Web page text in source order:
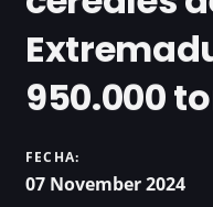
950.000
FECHA:
07 November 2024